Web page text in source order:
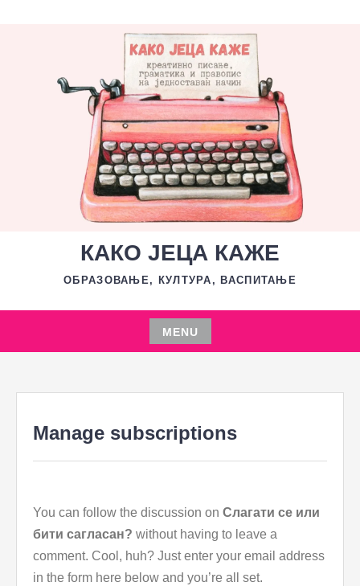
КАКО ЈЕЦА КАЖЕ
ОБРАЗОВАЊЕ, КУЛТУРА, ВАСПИТАЊЕ
MENU
Skip
content
Manage subscriptions
You can follow the discussion on Слагати се или
бити сагласан? without having to leave a
comment. Cool, huh? Just enter your email address
in the form here below and you’re all set.